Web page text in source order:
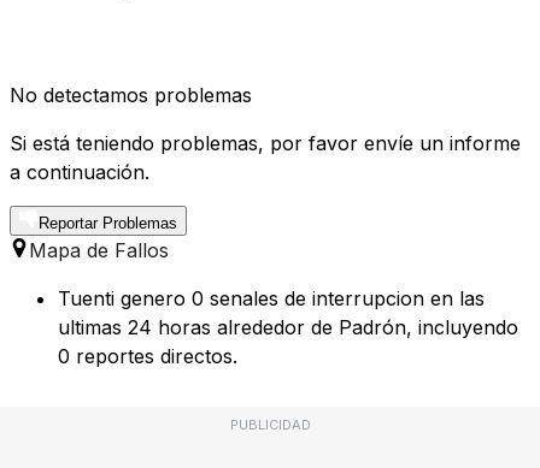
No detectamos problemas
Si está teniendo problemas, por favor envíe un informe
a continuación.
Reportar Problemas
Mapa de Fallos
Tuenti genero 0 senales de interrupcion en las
ultimas 24 horas alrededor de Padrón, incluyendo
0 reportes directos.
PUBLICIDAD